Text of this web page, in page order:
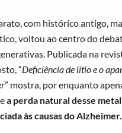
com histórico antigo,
voltou ao centro do
Publicada na
“Deficiência de lítio e o
” mostra, por enquanto
a perda natural desse
às causas do Alzheimer.